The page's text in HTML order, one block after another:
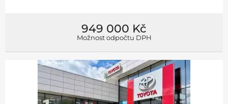
949 000 Kč
Možnost odpočtu DPH